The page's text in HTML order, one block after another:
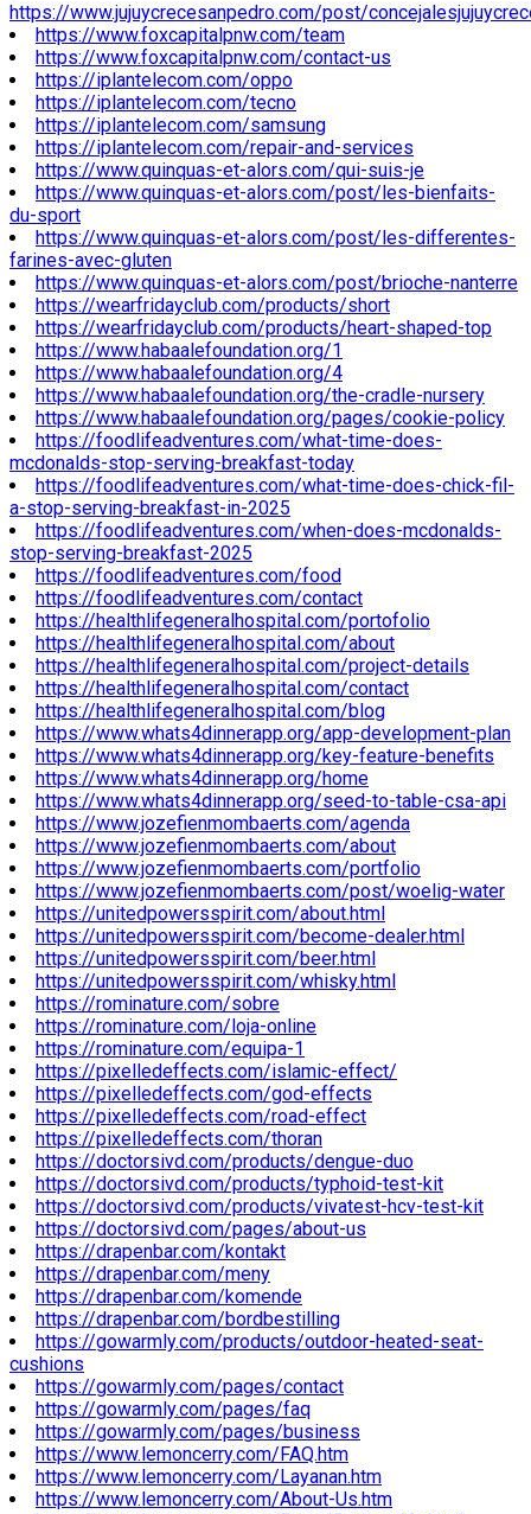
https://www.jujuycrecesanpedro.com/post/
https://www.foxcapitalpnw.com/team
https://www.foxcapitalpnw.com/contact-us
https://iplantelecom.com/oppo
https://iplantelecom.com/tecno
https://iplantelecom.com/samsung
https://iplantelecom.com/repair-and-services
https://www.quinquas-et-alors.com/qui-suis-je
https://www.quinquas-et-alors.com/post/les-bienfaits-
du-sport
https://www.quinquas-et-alors.com/post/les-differentes-
farines-avec-gluten
https://www.quinquas-et-alors.com/post/brioche-nanterre
https://wearfridayclub.com/products/short
https://wearfridayclub.com/products/heart-shaped-top
https://www.habaalefoundation.org/1
https://www.habaalefoundation.org/4
https://www.habaalefoundation.org/the-cradle-nursery
https://www.habaalefoundation.org/pages/cookie-policy
https://foodlifeadventures.com/what-time-does-
mcdonalds-stop-serving-breakfast-today
https://foodlifeadventures.com/what-time-does-chick-fil-
a-stop-serving-breakfast-in-2025
https://foodlifeadventures.com/when-does-mcdonalds-
stop-serving-breakfast-2025
https://foodlifeadventures.com/food
https://foodlifeadventures.com/contact
https://healthlifegeneralhospital.com/portofolio
https://healthlifegeneralhospital.com/about
https://healthlifegeneralhospital.com/project-details
https://healthlifegeneralhospital.com/contact
https://healthlifegeneralhospital.com/blog
https://www.whats4dinnerapp.org/app-development-plan
https://www.whats4dinnerapp.org/key-feature-benefits
https://www.whats4dinnerapp.org/home
https://www.whats4dinnerapp.org/seed-to-table-csa-api
https://www.jozefienmombaerts.com/agenda
https://www.jozefienmombaerts.com/about
https://www.jozefienmombaerts.com/portfolio
https://www.jozefienmombaerts.com/post/woelig-water
https://unitedpowersspirit.com/about.html
https://unitedpowersspirit.com/become-dealer.html
https://unitedpowersspirit.com/beer.html
https://unitedpowersspirit.com/whisky.html
https://rominature.com/sobre
https://rominature.com/loja-online
https://rominature.com/equipa-1
https://pixelledeffects.com/islamic-effect/
https://pixelledeffects.com/god-effects
https://pixelledeffects.com/road-effect
https://pixelledeffects.com/thoran
https://doctorsivd.com/products/dengue-duo
https://doctorsivd.com/products/typhoid-test-kit
https://doctorsivd.com/products/vivatest-hcv-test-kit
https://doctorsivd.com/pages/about-us
https://drapenbar.com/kontakt
https://drapenbar.com/meny
https://drapenbar.com/komende
https://drapenbar.com/bordbestilling
https://gowarmly.com/products/outdoor-heated-seat-
cushions
https://gowarmly.com/pages/contact
https://gowarmly.com/pages/faq
https://gowarmly.com/pages/business
https://www.lemoncerry.com/FAQ.htm
https://www.lemoncerry.com/Layanan.htm
https://www.lemoncerry.com/About-Us.htm